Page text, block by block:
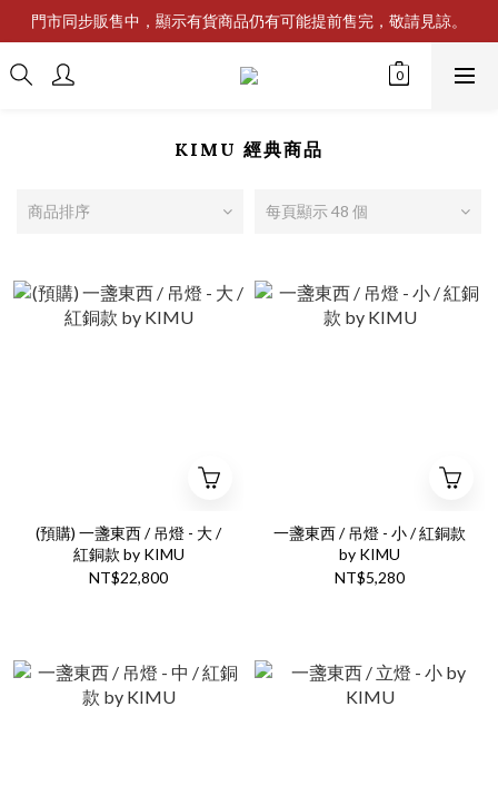
門市同步販售中，顯示有貨商品仍有可能提前售完，敬請見諒。
KIMU 經典商品
商品排序 每頁顯示 48 個
(預購) 一盞東西 / 吊燈 - 大 /
紅銅款 by KIMU
NT$22,800
一盞東西 / 吊燈 - 小 / 紅銅款
by KIMU
NT$5,280